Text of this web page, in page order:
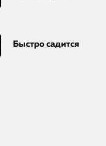
Быстро садится